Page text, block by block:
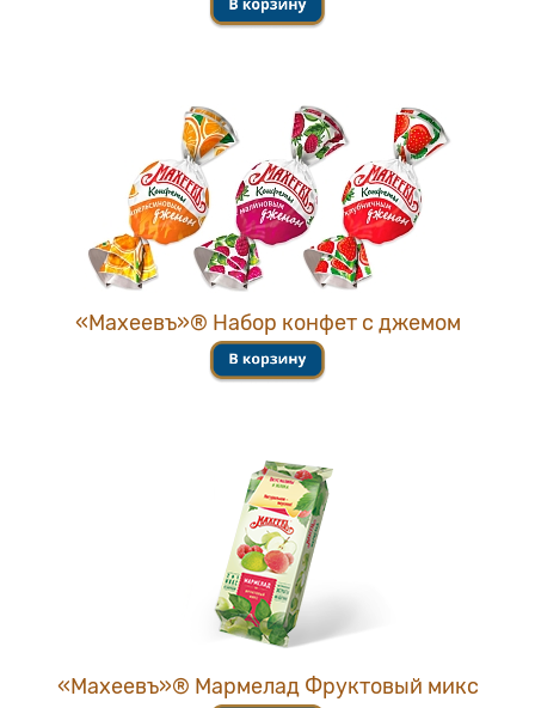
«Махеевъ»® Набор конфет с джемом
«Махеевъ»® Мармелад Фруктовый микс